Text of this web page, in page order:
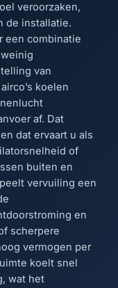
veroorzaken,
de installatie.
een combinatie
van
koelen
af. Dat
dat ervaart u als
of
buiten en
vervuiling een
en
scherpere
vermogen per
koelt snel
wat het